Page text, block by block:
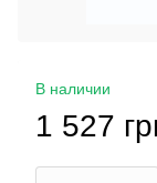
В наличии
1 527